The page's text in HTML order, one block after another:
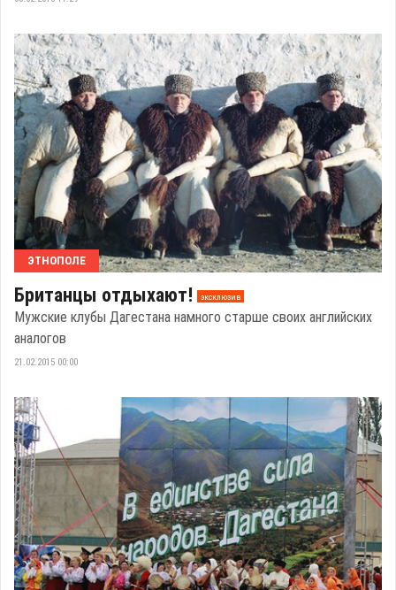
ЭТНОПОЛЕ
Британцы отдыхают! эксклюзив
Мужские клубы Дагестана намного старше своих английских
аналогов
21.02.2015 00:00